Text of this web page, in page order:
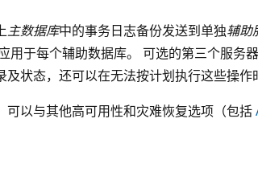
主数据库中的事务日志备份发送到单独辅助
用于每个辅助数据库。 可选的第三个服务
状态，还可以在无法按计划执行这些操作
以与其他高可用性和灾难恢复选项（包括